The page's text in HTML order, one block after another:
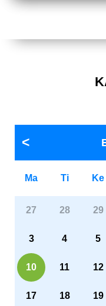
Ma Ti Ke
27 28 29
3 4 5
10 11 12
17 18 19